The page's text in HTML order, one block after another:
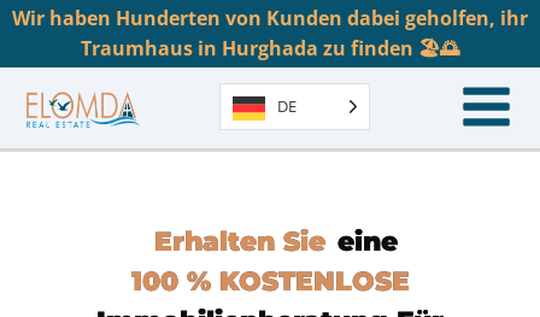
Wir haben Hunderten von Kunden dabei geholfen, ihr
Traumhaus in Hurghada zu finden 🏖️🌅
DE
Erhalten Sie Eine
100 % KOSTENLOSE